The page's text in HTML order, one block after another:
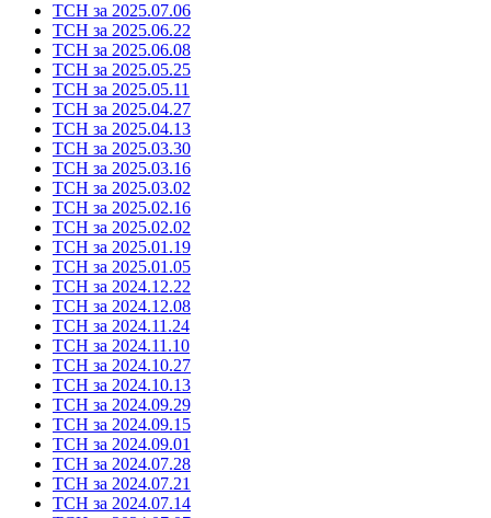
ТСН за 2025.07.06
ТСН за 2025.06.22
ТСН за 2025.06.08
ТСН за 2025.05.25
ТСН за 2025.05.11
ТСН за 2025.04.27
ТСН за 2025.04.13
ТСН за 2025.03.30
ТСН за 2025.03.16
ТСН за 2025.03.02
ТСН за 2025.02.16
ТСН за 2025.02.02
ТСН за 2025.01.19
ТСН за 2025.01.05
ТСН за 2024.12.22
ТСН за 2024.12.08
ТСН за 2024.11.24
ТСН за 2024.11.10
ТСН за 2024.10.27
ТСН за 2024.10.13
ТСН за 2024.09.29
ТСН за 2024.09.15
ТСН за 2024.09.01
ТСН за 2024.07.28
ТСН за 2024.07.21
ТСН за 2024.07.14